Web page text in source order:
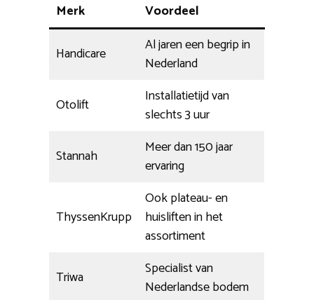
Merk Voordeel
Handicare
Al jaren een begrip in
Nederland
Otolift
Installatietijd van
slechts 3 uur
Stannah
Meer dan 150 jaar
ervaring
ThyssenKrupp
Ook plateau- en
huisliften in het
assortiment
Triwa
Specialist van
Nederlandse bodem